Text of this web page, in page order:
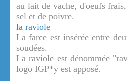
au lait de vache, d'oeufs
sel et de poivre.
la raviole
La farce est insérée entre
soudées.
La raviole est dénommée
logo IGP*y est apposé.